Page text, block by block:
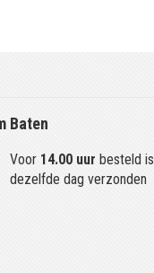
Baten
Voor 14.00 uur besteld is
dezelfde dag verzonden